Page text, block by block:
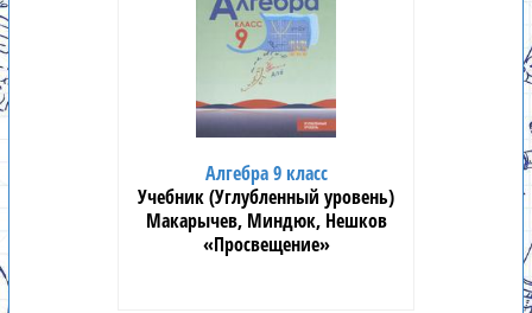
Алгебра 9 класс
Учебник (Углубленный уровень)
Макарычев, Миндюк, Нешков
«Просвещение»